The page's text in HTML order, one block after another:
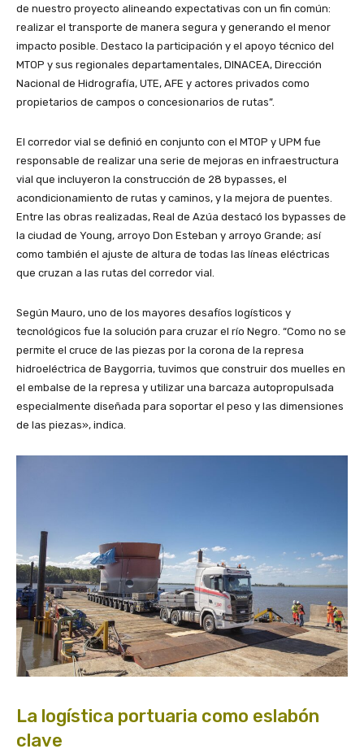
de nuestro proyecto alineando expectativas con un fin común:
realizar el transporte de manera segura y generando el menor
impacto posible. Destaco la participación y el apoyo técnico del
MTOP y sus regionales departamentales, DINACEA, Dirección
Nacional de Hidrografía, UTE, AFE y actores privados como
propietarios de campos o concesionarios de rutas”.
El corredor vial se definió en conjunto con el MTOP y UPM fue
responsable de realizar una serie de mejoras en infraestructura
vial que incluyeron la construcción de 28 bypasses, el
acondicionamiento de rutas y caminos, y la mejora de puentes.
Entre las obras realizadas, Real de Azúa destacó los bypasses de
la ciudad de Young, arroyo Don Esteban y arroyo Grande; así
como también el ajuste de altura de todas las líneas eléctricas
que cruzan a las rutas del corredor vial.
Según Mauro, uno de los mayores desafíos logísticos y
tecnológicos fue la solución para cruzar el río Negro. “Como no se
permite el cruce de las piezas por la corona de la represa
hidroeléctrica de Baygorria, tuvimos que construir dos muelles en
el embalse de la represa y utilizar una barcaza autopropulsada
especialmente diseñada para soportar el peso y las dimensiones
de las piezas», indica.
La logística portuaria como eslabón
clave